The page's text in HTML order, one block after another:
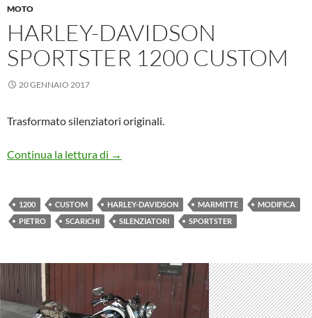
MOTO
HARLEY-DAVIDSON
SPORTSTER 1200 CUSTOM
20 GENNAIO 2017
Trasformato silenziatori originali.
Continua la lettura di Harley-Davidson Sportster 1200 Custom
→
1200 CUSTOM HARLEY-DAVIDSON MARMITTE
MODIFICA
PIETRO
SCARICHI SILENZIATORI SPORTSTER